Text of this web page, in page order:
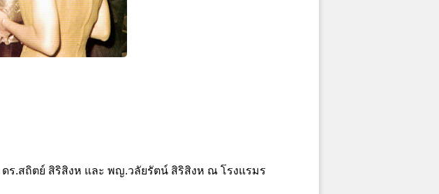
ร.สถิตย์ สิริสิงห และ พญ.วลัยรัตน์ สิริสิงห ณ โรงแรมร